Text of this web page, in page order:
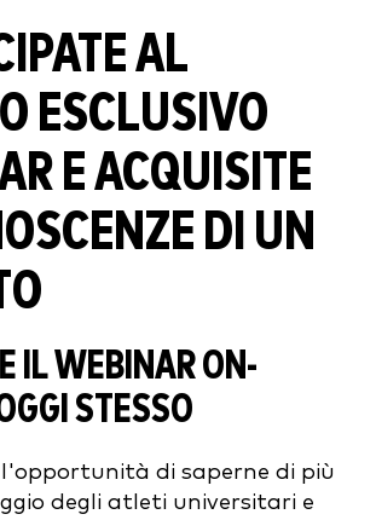
AL
ESCLUSIVO
E ACQUISITE
DI UN
IL WEBINAR ON-
STESSO
l'opportunità di saperne di più
degli atleti universitari e